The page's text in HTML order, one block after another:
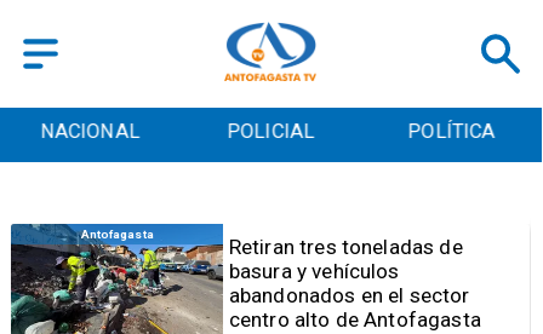
POLICIAL POLÍTICA CULTURA
Salud
Bajo el estándar: Hospitales de
Antofagasta y Calama no
cumplen con indicadores de
gestión del Minsal